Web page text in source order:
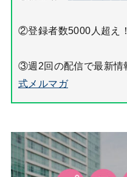
②登録者数5000人超え！
③週2回の配信で最新情
式メルマガ